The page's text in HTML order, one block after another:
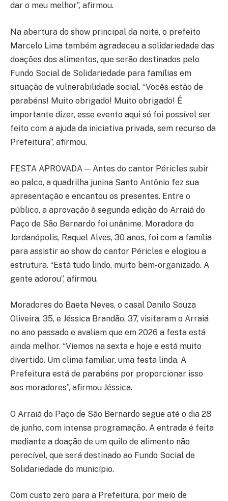
dar o meu melhor”, afirmou.
Na abertura do show principal da noite, o prefeito
Marcelo Lima também agradeceu a solidariedade das
doações dos alimentos, que serão destinados pelo
Fundo Social de Solidariedade para famílias em
situação de vulnerabilidade social. “Vocês estão de
parabéns! Muito obrigado! Muito obrigado! É
importante dizer, esse evento aqui só foi possível ser
feito com a ajuda da iniciativa privada, sem recurso da
Prefeitura”, afirmou.
FESTA APROVADA — Antes do cantor Péricles subir
ao palco, a quadrilha junina Santo Antônio fez sua
apresentação e encantou os presentes. Entre o
público, a aprovação à segunda edição do Arraiá do
Paço de São Bernardo foi unânime. Moradora do
Jordanópolis, Raquel Alves, 30 anos, foi com a família
para assistir ao show do cantor Péricles e elogiou a
estrutura. “Está tudo lindo, muito bem-organizado. A
gente adorou”, afirmou.
Moradores do Baeta Neves, o casal Danilo Souza
Oliveira, 35, e Jéssica Brandão, 37, visitaram o Arraiá
no ano passado e avaliam que em 2026 a festa está
ainda melhor. “Viemos na sexta e hoje e está muito
divertido. Um clima familiar, uma festa linda. A
Prefeitura está de parabéns por proporcionar isso
aos moradores”, afirmou Jéssica.
O Arraiá do Paço de São Bernardo segue até o dia 28
de junho, com intensa programação. A entrada é feita
mediante a doação de um quilo de alimento não
perecível, que será destinado ao Fundo Social de
Solidariedade do município.
Com custo zero para a Prefeitura, por meio de